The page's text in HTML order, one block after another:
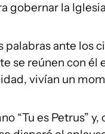
gobernar la
palabras ante los
se reúnen con él
vivían un
“Tu es Petrus”